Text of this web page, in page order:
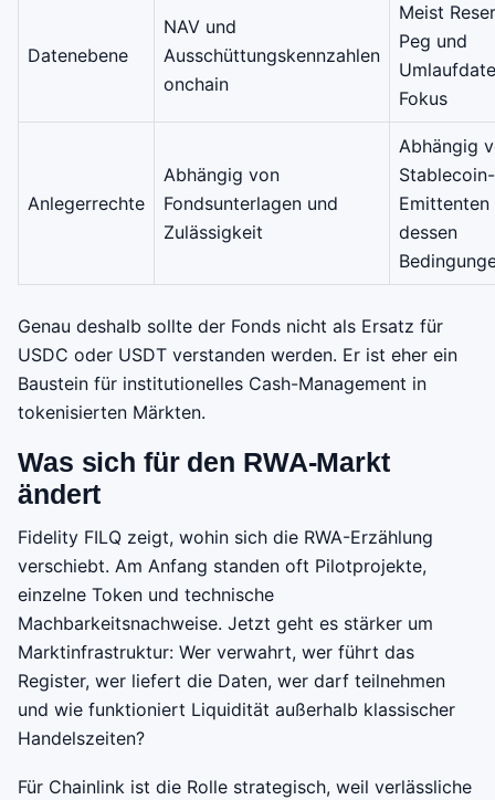
Datenebene
NAV und
Ausschüttungskennzahlen
onchain
Meist
Peg und
Fokus
Anlegerrechte
Abhängig von
Fondsunterlagen und
Zulässigkeit
Abhängig
Stablecoin-
Emittenten
dessen
Genau deshalb sollte der Fonds nicht als Ersatz für
USDC oder USDT verstanden werden. Er ist eher ein
Baustein für institutionelles Cash-Management in
tokenisierten Märkten.
Was sich für den RWA-Markt
ändert
Fidelity FILQ zeigt, wohin sich die RWA-Erzählung
verschiebt. Am Anfang standen oft Pilotprojekte,
einzelne Token und technische
Machbarkeitsnachweise. Jetzt geht es stärker um
Marktinfrastruktur: Wer verwahrt, wer führt das
Register, wer liefert die Daten, wer darf teilnehmen
und wie funktioniert Liquidität außerhalb klassischer
Handelszeiten?
Für Chainlink ist die Rolle strategisch, weil verlässliche